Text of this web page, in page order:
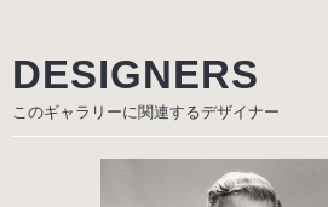
DESIGNERS
このギャラリーに関連するデザイナー